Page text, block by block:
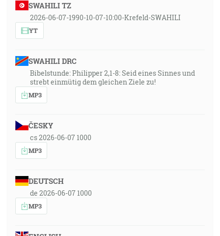
SWAHILI TZ
2026-06-07-1990-10-07-10:00-Krefeld-SWAHILI
YT
SWAHILI DRC
Bibelstunde: Philipper 2,1-8: Seid eines Sinnes und
strebt einmütig dem gleichen Ziele zu!
MP3
ČESKY
cs 2026-06-07 1000
MP3
DEUTSCH
de 2026-06-07 1000
MP3